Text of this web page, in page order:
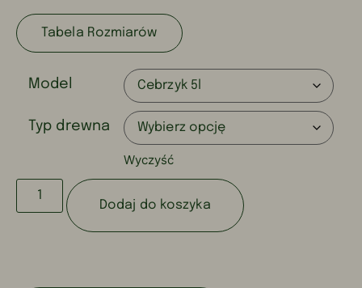
Tabela Rozmiarów
Model
Typ drewna
Wyczyść
Dodaj do koszyka